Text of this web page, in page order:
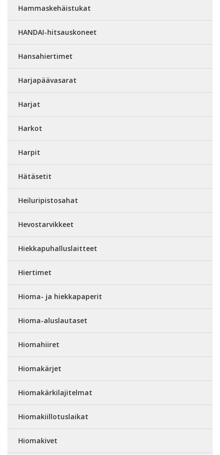
Hammaskehäistukat
HANDAI-hitsauskoneet
Hansahiertimet
Harjapäävasarat
Harjat
Harkot
Harpit
Hätäsetit
Heiluripistosahat
Hevostarvikkeet
Hiekkapuhalluslaitteet
Hiertimet
Hioma- ja hiekkapaperit
Hioma-aluslautaset
Hiomahiiret
Hiomakärjet
Hiomakärkilajitelmat
Hiomakiillotuslaikat
Hiomakivet